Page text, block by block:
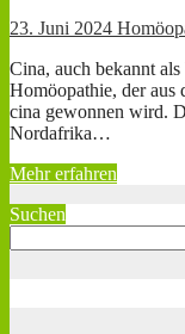
23. Juni 2024
Cina, auch bekannt
Homöopathie, der aus
cina gewonnen wird.
Nordafrika…
Mehr erfahren
Suchen